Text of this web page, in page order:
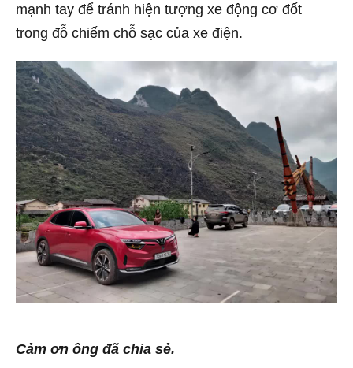
mạnh tay để tránh hiện tượng xe động cơ đốt
trong đỗ chiếm chỗ sạc của xe điện.
Cảm ơn ông đã chia sẻ.